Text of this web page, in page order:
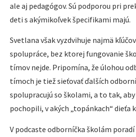
ale aj pedagógov. Sú podporou pri
deti s akýmikoľvek špecifikami majú.
Svetlana však vyzdvihuje najmä
spolupráce, bez ktorej fungovanie
tímov nejde. Pripomína, že úlohou
tímoch je tiež sieťovať ďalších
spolupracujú so školami, a to tak,
pochopili, v akých „topánkach“ dieťa
V podcaste odborníčka školám poradí